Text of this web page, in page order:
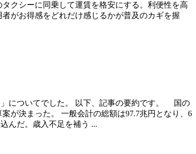
クシーに同乗して運賃を格安にする。利便性を高
がお得感をどれだけ感じるかが普及のカギを握
についてでした。 以下、記事の要約です。 国の
が決まった。 一般会計の総額は97.7兆円となり、6
んだ。歳入不足を補う ...